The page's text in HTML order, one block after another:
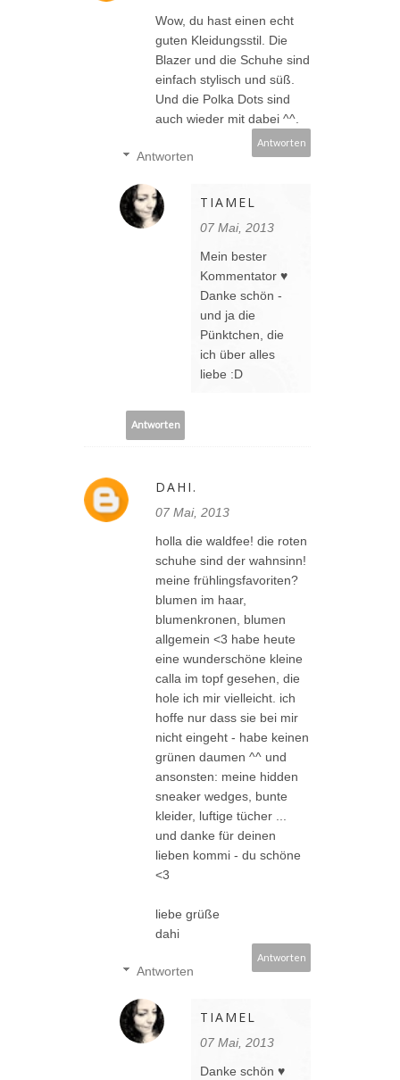
Wow, du hast einen echt
guten Kleidungsstil. Die
Blazer und die Schuhe sind
einfach stylisch und süß.
Und die Polka Dots sind
auch wieder mit dabei ^^.
Antworten
Antworten
TIAMEL
07 Mai, 2013
Mein bester
Kommentator ♥
Danke schön -
und ja die
Pünktchen, die
ich über alles
liebe :D
Antworten
DAHI.
07 Mai, 2013
holla die waldfee! die roten
schuhe sind der wahnsinn!
meine frühlingsfavoriten?
blumen im haar,
blumenkronen, blumen
allgemein <3 habe heute
eine wunderschöne kleine
calla im topf gesehen, die
hole ich mir vielleicht. ich
hoffe nur dass sie bei mir
nicht eingeht - habe keinen
grünen daumen ^^ und
ansonsten: meine hidden
sneaker wedges, bunte
kleider, luftige tücher ...
und danke für deinen
lieben kommi - du schöne
<3
liebe grüße
dahi
Antworten
Antworten
TIAMEL
07 Mai, 2013
Danke schön ♥